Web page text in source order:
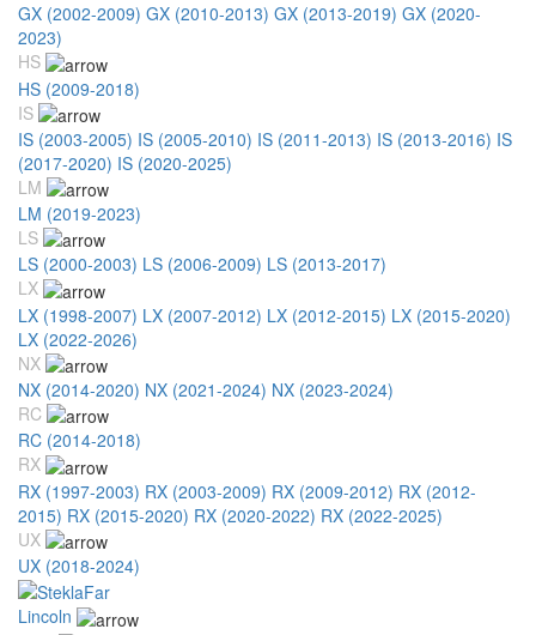
GX (2002-2009) GX (2010-2013) GX (2013-2019) GX (2020-
2023)
HS
HS (2009-2018)
IS
IS (2003-2005) IS (2005-2010) IS (2011-2013) IS (2013-2016) IS
(2017-2020) IS (2020-2025)
LM
LM (2019-2023)
LS
LS (2000-2003) LS (2006-2009) LS (2013-2017)
LX
LX (1998-2007) LX (2007-2012) LX (2012-2015) LX (2015-2020)
LX (2022-2026)
NX
NX (2014-2020) NX (2021-2024) NX (2023-2024)
RC
RC (2014-2018)
RX
RX (1997-2003) RX (2003-2009) RX (2009-2012) RX (2012-
2015) RX (2015-2020) RX (2020-2022) RX (2022-2025)
UX
UX (2018-2024)
Lincoln